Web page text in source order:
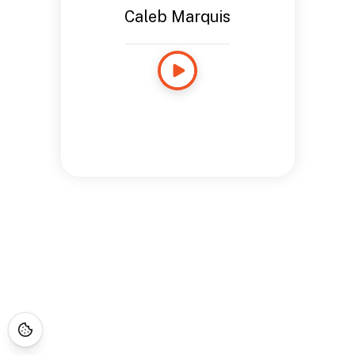
Caleb Marquis